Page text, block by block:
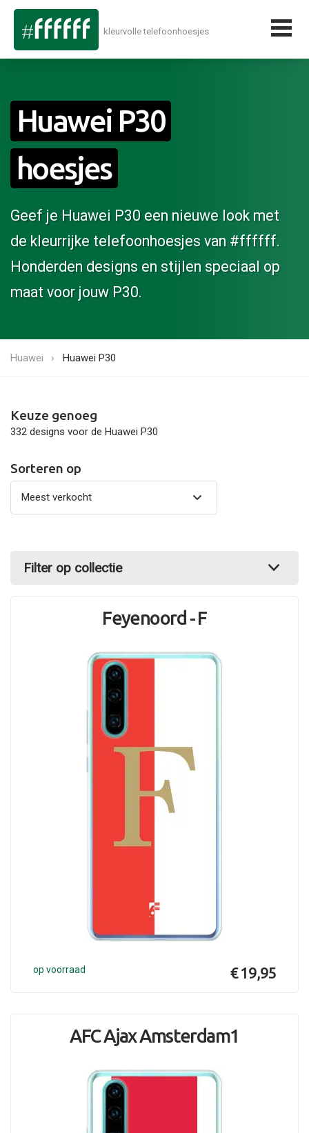
kleurvolle telefoonhoesjes
Huawei P30
hoesjes
Geef je Huawei P30 een nieuwe look met
de kleurrijke telefoonhoesjes van #ffffff.
Honderden designs en stijlen speciaal op
maat voor jouw P30.
Huawei Huawei P30
Keuze genoeg
332 designs voor de Huawei P30
Sorteren op
Filter op collectie
Feyenoord - F
op voorraad € 19,95
AFC Ajax Amsterdam1